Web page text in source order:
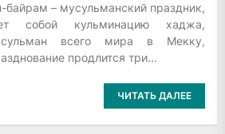
байрам – мусульманский праздник,
собой кульминацию хаджа,
всего мира в Мекку,
продлится три...
ЧИТАТЬ ДАЛЕЕ